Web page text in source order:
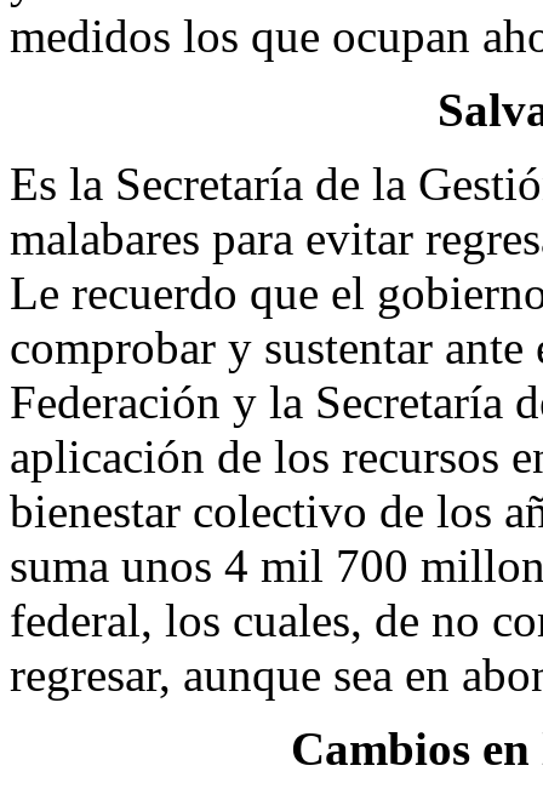
medidos los que ocupan
Es la Secretaría de la
malabares para evitar
Le recuerdo que el
comprobar y sustentar
Federación y la Secretaría
aplicación de los recursos
bienestar colectivo de los
suma unos 4 mil 700
federal, los cuales, de no
regresar, aunque sea en
Cambios